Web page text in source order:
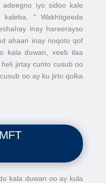
iyo sidoo kale
kaleba. " Wakhtigeeda
inay hareerayso
ahaan inay noqoto qof
kala duwan, xeeb ilaa
jirtay cunto cusub oo
oo ay ku jirto qolka
kala duwan oo ay kula